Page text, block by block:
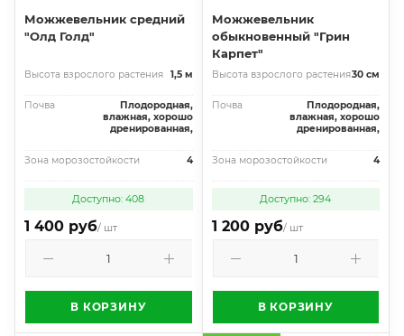
Можжевельник средний
"Олд Голд"
Высота взрослого растения 1,5 м
Почва
Плодородная,
влажная, хорошо
дренированная,
Зона морозостойкости 4
Доступно: 408
1 400 руб/ шт
В КОРЗИНУ
Можжевельник
обыкновенный "Грин
Карпет"
Высота взрослого растения30 см
Почва
Плодородная,
влажная, хорошо
дренированная,
Зона морозостойкости 4
Доступно: 294
1 200 руб/ шт
В КОРЗИНУ